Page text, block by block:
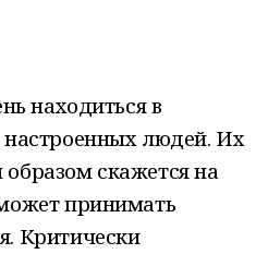
находиться в
настроенных людей. Их
скажется на
принимать
Критически